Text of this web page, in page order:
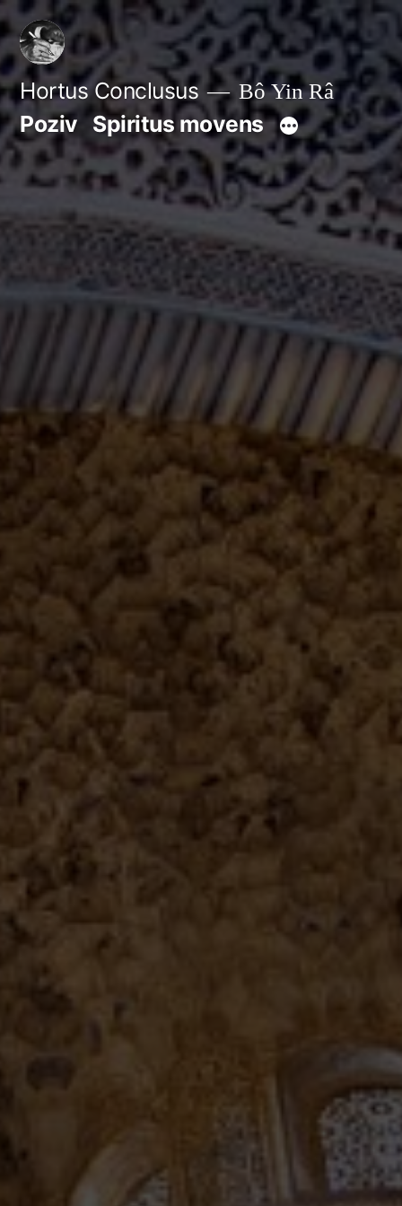
Skip
to
content
Hortus Conclusus Bô Yin Râ
Poziv Spiritus movens